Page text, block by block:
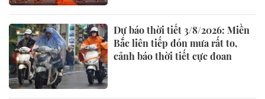
Dự báo thời tiết 3/8/2026: Miền
Bắc liên tiếp đón mưa rất to,
cảnh báo thời tiết cực đoan